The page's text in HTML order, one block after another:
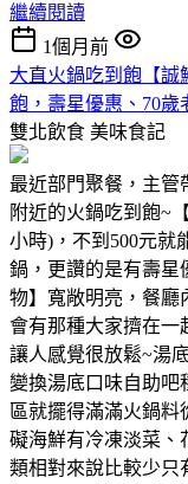
繼續閱讀
1個月前
大直火鍋吃到飽【誠
飽，壽星優惠、70歲
雙北飲食 美味食記
最近部門聚餐，主管
附近的火鍋吃到飽~
小時)，不到500元就
鍋，更讚的是有壽星
物】寬敞明亮，餐廳
會有那種大家擠在一
讓人感覺很放鬆~湯
變換湯底口味自助吧
區就擺得滿滿火鍋料
礙海鮮有冷凍淡菜、
類相對來說比較少只